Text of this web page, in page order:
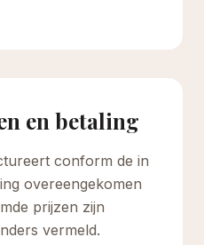
en betaling
conform de in
overeengekomen
prijzen zijn
vermeld.